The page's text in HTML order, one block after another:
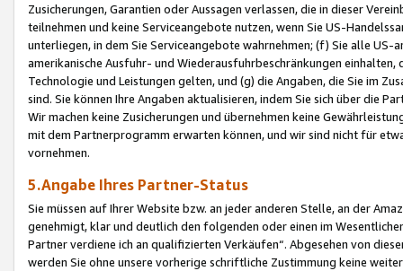
Zusicherungen, Garantien oder Aussagen verlassen, die in dieser
teilnehmen und keine Serviceangebote nutzen, wenn Sie US-
unterliegen, in dem Sie Serviceangebote wahrnehmen; (f) Sie alle
amerikanische Ausfuhr- und Wiederausfuhrbeschränkungen
Technologie und Leistungen gelten, und (g) die Angaben, die Sie im
sind. Sie können Ihre Angaben aktualisieren, indem Sie sich über die
Wir machen keine Zusicherungen und übernehmen keine
mit dem Partnerprogramm erwarten können, und wir sind nicht für
vornehmen.
5.Angabe Ihres Partner-Status
Sie müssen auf Ihrer Website bzw. an jeder anderen Stelle, an der
genehmigt, klar und deutlich den folgenden oder einen im
Partner verdiene ich an qualifizierten Verkäufen“. Abgesehen von
werden Sie ohne unsere vorherige schriftliche Zustimmung keine